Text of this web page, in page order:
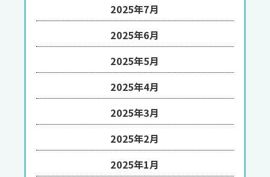
2025年7月
2025年6月
2025年5月
2025年4月
2025年3月
2025年2月
2025年1月